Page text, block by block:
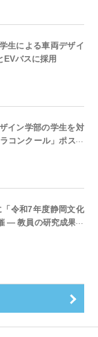
行 ― 出版助成制度
生による車両デザイ
EVバスに採用
イン学部の学生を対
コンクール」ポスタ
定 ― コンクールの公
令和7年度静岡文化
― 教員の研究成果を